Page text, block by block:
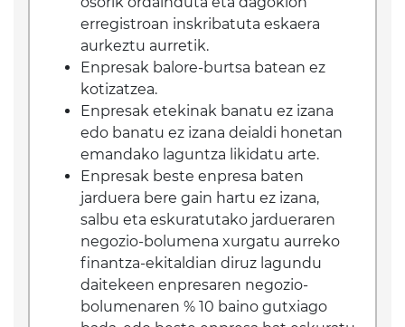
erregistroan inskribatuta eskaera
aurkeztu aurretik.
Enpresak balore-burtsa batean ez
kotizatzea.
Enpresak etekinak banatu ez izana
edo banatu ez izana deialdi honetan
emandako laguntza likidatu arte.
Enpresak beste enpresa baten
jarduera bere gain hartu ez izana,
salbu eta eskuratutako jardueraren
negozio-bolumena xurgatu aurreko
finantza-ekitaldian diruz lagundu
daitekeen enpresaren negozio-
bolumenaren % 10 baino gutxiago